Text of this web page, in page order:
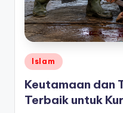
Posted
in
Islam
Keutamaan dan
Terbaik untuk